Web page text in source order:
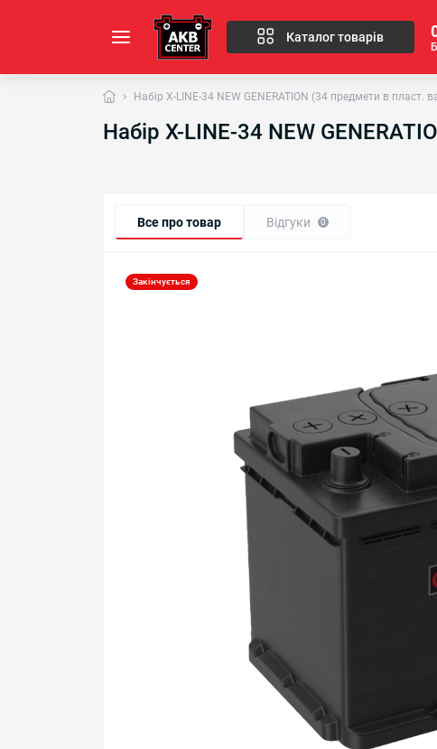
Каталог товарів
Набір X-LINE-34 NEW GENERATION (34 предмети в пласт.
Набір X-LINE-34 NEW
Все про товар Відгуки 0
Закінчується